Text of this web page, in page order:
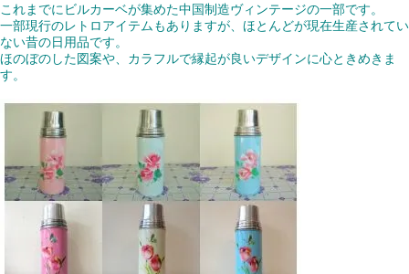
これまでにビルカーベが集めた中国制造ヴィンテージの一部です。
一部現行のレトロアイテムもありますが、ほとんどが現在生産されてい
ない昔の日用品です。
ほのぼのした図案や、カラフルで縁起が良いデザインに心ときめきま
す。